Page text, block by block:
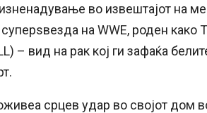
во извештајот на
на WWE, роден
– вид на рак кој ги зафаќа
срцев удар во својот дом